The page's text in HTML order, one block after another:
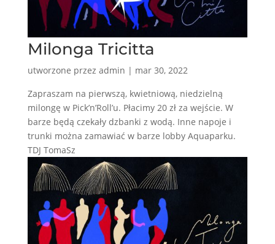
Milonga Tricitta
utworzone przez admin | mar 30, 2022
Zapraszam na pierwszą, kwietniową, niedzielną
milongę w Pick’n’Roll’u. Płacimy 20 zł za wejście. W
barze będą czekały dzbanki z wodą. Inne napoje i
trunki można zamawiać w barze lobby Aquaparku.
TDJ TomaSz